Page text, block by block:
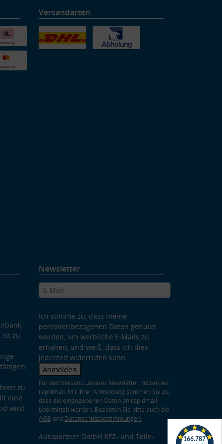
Versandarten
ist zu
zu
eine
wird
Newsletter
Ich stimme zu, dass meine
personenbezogenen Daten genutzt
werden, um werbliche E-Mails zu
erhalten, und weiß, dass ich dies
jederzeit widerrufen kann.
Anmelden
Für den Versand unserer Newsletter nutzen wir
rapidmail. Mit Ihrer Anmeldung stimmen Sie zu,
dass die eingegebenen Daten an rapidmail
übermittelt werden. Beachten Sie bitte auch die
AGB und Datenschutzbestimmungen.
Autopartner GmbH KFZ- und Teile-